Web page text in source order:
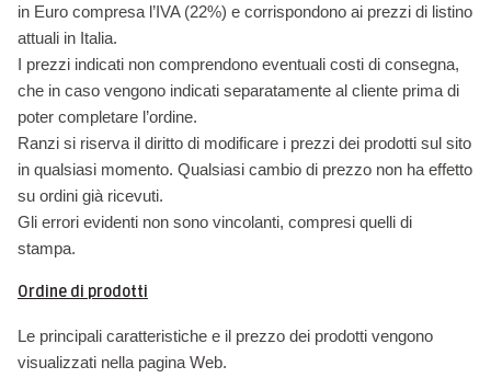
in Euro compresa l’IVA (22%) e corrispondono ai prezzi di listino
attuali in Italia.
I prezzi indicati non comprendono eventuali costi di consegna,
che in caso vengono indicati separatamente al cliente prima di
poter completare l’ordine.
Ranzi si riserva il diritto di modificare i prezzi dei prodotti sul sito
in qualsiasi momento. Qualsiasi cambio di prezzo non ha effetto
su ordini già ricevuti.
Gli errori evidenti non sono vincolanti, compresi quelli di
stampa.
Ordine di prodotti
Le principali caratteristiche e il prezzo dei prodotti vengono
visualizzati nella pagina Web.